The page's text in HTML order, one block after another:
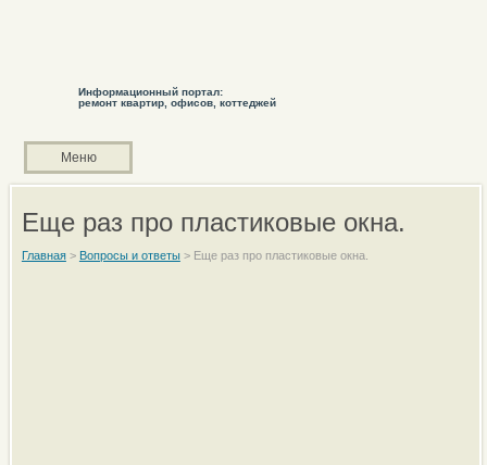
Информационный портал:
ремонт квартир, офисов, коттеджей
Меню
Еще раз про пластиковые окна.
Главная> Вопросы и ответы> Еще раз про пластиковые окна.